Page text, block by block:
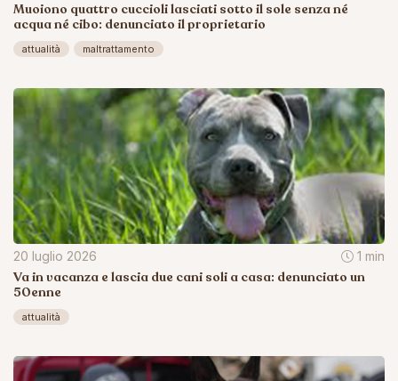
Muoiono quattro cuccioli lasciati sotto il sole senza né
acqua né cibo: denunciato il proprietario
attualità maltrattamento
20 luglio 2026 1 min
Va in vacanza e lascia due cani soli a casa: denunciato un
50enne
attualità